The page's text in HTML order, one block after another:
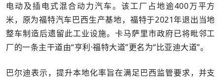
电动及插电式混合动力汽车。该工厂占地逾400万平方
米，原为福特汽车巴西生产基地，福特于2021年退出当地
整车制造后遗留此工业设施。卡马萨里市政府已将毗邻工
厂的一条主干道由“亨利·福特大道”更名为“比亚迪大道”。
巴尔迪表示，提升本地化率旨在满足巴西监管要求，并支